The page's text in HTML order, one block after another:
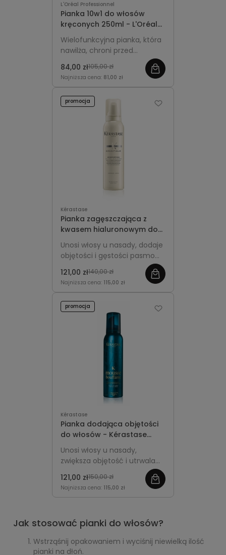
L'Oréal Professionnel
Pianka 10w1 do włosów
kręconych 250ml - L'Oréal
Professionnel Curl
Expression
Wielofunkcyjna pianka, która
nawilża, chroni przed
puszeniem, definiuje loki i fale
oraz ułatwia stylizację włosów
kręconych.
84,00 zł105,00 zł
Najniższa cena: 81,00 zł
Kérastase
Pianka zagęszczająca z
kwasem hialuronowym do
włosów przerzedzających
się - Kérastase Densifique
Densimorphose 150ml
Unosi włosy u nasady, dodaje
objętości i gęstości pasmom
wzmacnia je i zapewnia lekką,
elastyczną stylizację.
121,00 zł140,00 zł
Najniższa cena: 115,00 zł
promocja
Kérastase
Pianka dodająca objętości
do włosów - Kérastase
Mousse Bouffante 150ml
Unosi włosy u nasady,
zwiększa objętość i utrwala
obciążenia, pozostawiając
pasma lekkie i sprężyste.
121,00 zł150,00 zł
Najniższa cena: 115,00 zł
promocja
Jak stosować pianki do włosów?
Wstrząśnij opakowaniem i wyciśnij niewielką ilość
pianki na dłoń.